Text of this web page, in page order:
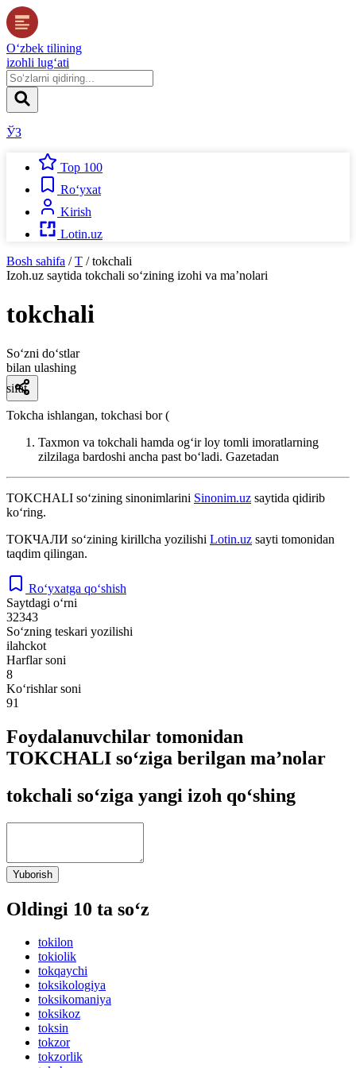
O‘zbek tilining
izohli lug‘ati
ЎЗ
Top 100
Ro‘yxat
Kirish
Lotin.uz
Bosh sahifa / T / tokchali
Izoh.uz saytida tokchali so‘zining izohi va ma’nolari
tokchali
So‘zni do‘stlar
bilan ulashing
sifat
Tokcha ishlangan, tokchasi bor (
Taxmon va tokchali hamda ogʻir loy tomli imoratlarning
zilzilaga bardoshi ancha past boʻladi. Gazetadan
TOKCHALI so‘zining sinonimlarini Sinonim.uz saytida qidirib
ko‘ring.
ТОКЧАЛИ so‘zining kirillcha yozilishi Lotin.uz sayti tomonidan
taqdim qilingan.
Ro‘yxatga qo‘shish
Saytdagi o‘rni
32343
So‘zning teskari yozilishi
ilahckot
Harflar soni
8
Ko‘rishlar soni
91
Foydalanuvchilar tomonidan
TOKCHALI so‘ziga berilgan ma’nolar
tokchali so‘ziga yangi izoh qo‘shing
Yuborish
Oldingi 10 ta so‘z
tokilon
tokiolik
tokqaychi
toksikologiya
toksikomaniya
toksikoz
toksin
tokzor
tokzorlik